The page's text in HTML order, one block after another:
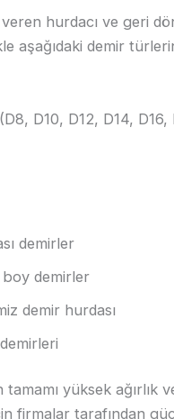
hurdacı ve geri
aşağıdaki demir
D10, D12, D14,
demirler
boy demirler
demir hurdası
yüksek ağırlık
firmalar tarafından